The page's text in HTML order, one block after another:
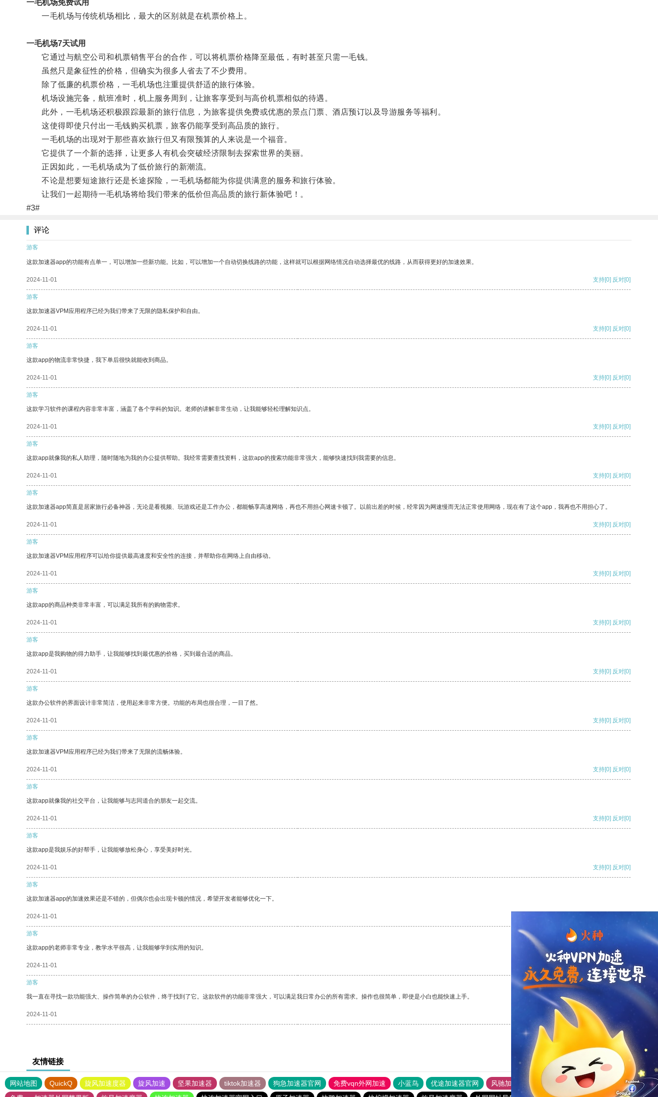
一毛机场免费试用
一毛机场与传统机场相比，最大的区别就是在机票价格上。
一毛机场7天试用
它通过与航空公司和机票销售平台的合作，可以将机票价格降至最低，有时甚至只需一毛钱。
虽然只是象征性的价格，但确实为很多人省去了不少费用。
除了低廉的机票价格，一毛机场也注重提供舒适的旅行体验。
机场设施完备，航班准时，机上服务周到，让旅客享受到与高价机票相似的待遇。
此外，一毛机场还积极跟踪最新的旅行信息，为旅客提供免费或优惠的景点门票、酒店预订以及导游服务等福利。
这使得即使只付出一毛钱购买机票，旅客仍能享受到高品质的旅行。
一毛机场的出现对于那些喜欢旅行但又有限预算的人来说是一个福音。
它提供了一个新的选择，让更多人有机会突破经济限制去探索世界的美丽。
正因如此，一毛机场成为了低价旅行的新潮流。
不论是想要短途旅行还是长途探险，一毛机场都能为你提供满意的服务和旅行体验。
让我们一起期待一毛机场将给我们带来的低价但高品质的旅行新体验吧！。
#3#
评论
游客
这款加速器app的功能有点单一，可以增加一些新功能。比如，可以增加一个自动切换线路的功能，这样就可以根据网络情况自动选择最优的线路，从而获得更好的加速效果。
2024-11-01 支持[0] 反对[0]
游客
这款加速器VPM应用程序已经为我们带来了无限的隐私保护和自由。
2024-11-01 支持[0] 反对[0]
游客
这款app的物流非常快捷，我下单后很快就能收到商品。
2024-11-01 支持[0] 反对[0]
游客
这款学习软件的课程内容非常丰富，涵盖了各个学科的知识。老师的讲解非常生动，让我能够轻松理解知识点。
2024-11-01 支持[0] 反对[0]
游客
这款app就像我的私人助理，随时随地为我的办公提供帮助。我经常需要查找资料，这款app的搜索功能非常强大，能够快速找到我需要的信息。
2024-11-01 支持[0] 反对[0]
游客
这款加速器app简直是居家旅行必备神器，无论是看视频、玩游戏还是工作办公，都能畅享高速网络，再也不用担心网速卡顿了。以前出差的时候，经常因为网速慢而无法正常使用网络，现在有了这个app，我再也不用担心了。
2024-11-01 支持[0] 反对[0]
游客
这款加速器VPM应用程序可以给你提供最高速度和安全性的连接，并帮助你在网络上自由移动。
2024-11-01 支持[0] 反对[0]
游客
这款app的商品种类非常丰富，可以满足我所有的购物需求。
2024-11-01 支持[0] 反对[0]
游客
这款app是我购物的得力助手，让我能够找到最优惠的价格，买到最合适的商品。
2024-11-01 支持[0] 反对[0]
游客
这款办公软件的界面设计非常简洁，使用起来非常方便。功能的布局也很合理，一目了然。
2024-11-01 支持[0] 反对[0]
游客
这款加速器VPM应用程序已经为我们带来了无限的流畅体验。
2024-11-01 支持[0] 反对[0]
游客
这款app就像我的社交平台，让我能够与志同道合的朋友一起交流。
2024-11-01 支持[0] 反对[0]
游客
这款app是我娱乐的好帮手，让我能够放松身心，享受美好时光。
2024-11-01 支持[0] 反对[0]
游客
这款加速器app的加速效果还是不错的，但偶尔也会出现卡顿的情况，希望开发者能够优化一下。
2024-11-01
游客
这款app的老师非常专业，教学水平很高，让我能够学到实用的知识。
2024-11-01 支持 [0] 反对 [0]
游客
我一直在寻找一款功能强大、操作简单的办公软件，终于找到了它。这款软件的功能非常强大，可以满足我日常办公的所有需求。操作也很简单，即使是小白也能快速上手。
2024-11-01 支持
友情链接
网站地图 QuickQ 旋风加速度器 旋风加速 坚果加速器 tiktok加速器 狗急加速器官网 免费vqn外网加速 小蓝鸟 优途加速器官网 风驰加速器
旋风加速器